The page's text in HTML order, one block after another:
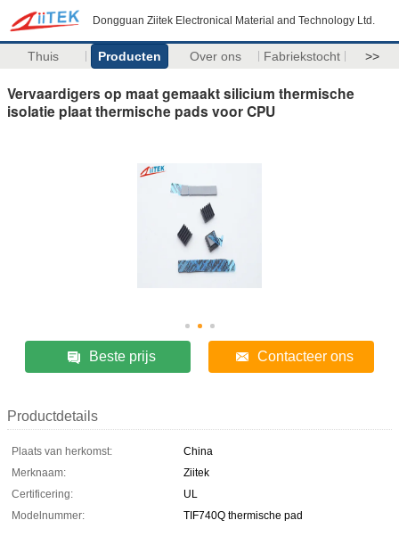
Dongguan Ziitek Electronical Material and Technology Ltd.
Thuis Producten Over ons Fabriekstocht >>
Vervaardigers op maat gemaakt silicium thermische
isolatie plaat thermische pads voor CPU
Beste prijs Contacteer ons
Productdetails
Plaats van herkomst:
China
Merknaam:
Ziitek
Certificering:
UL
Modelnummer:
TIF740Q thermische pad